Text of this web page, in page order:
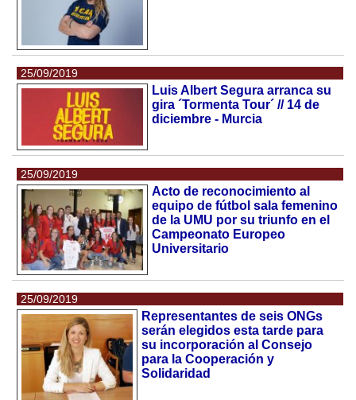
25/09/2019
Luis Albert Segura arranca su
gira ´Tormenta Tour´ // 14 de
diciembre - Murcia
25/09/2019
Acto de reconocimiento al
equipo de fútbol sala femenino
de la UMU por su triunfo en el
Campeonato Europeo
Universitario
25/09/2019
Representantes de seis ONGs
serán elegidos esta tarde para
su incorporación al Consejo
para la Cooperación y
Solidaridad